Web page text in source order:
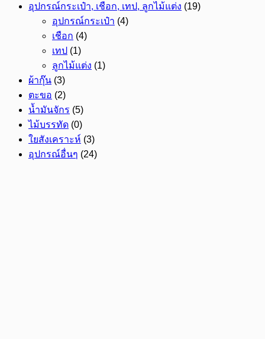
อุปกรณ์กระเป๋า, เชือก, เทป, ลูกไม้แต่ง (19)
อุปกรณ์กระเป๋า (4)
เชือก (4)
เทป (1)
ลูกไม้แต่ง (1)
ผ้ากุ๊น (3)
ตะขอ (2)
น้ำมันจักร (5)
ไม้บรรทัด (0)
ใยสังเคราะห์ (3)
อุปกรณ์อื่นๆ (24)